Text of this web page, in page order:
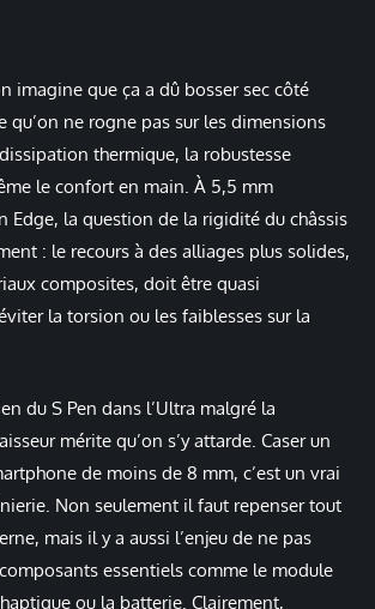
imagine que ça a dû bosser sec côté
qu’on ne rogne pas sur les dimensions
thermique, la robustesse
le confort en main. À 5,5 mm
Edge, la question de la rigidité du châssis
: le recours à des alliages plus solides,
composites, doit être quasi
la torsion ou les faiblesses sur la
du S Pen dans l’Ultra malgré la
mérite qu’on s’y attarde. Caser un
de moins de 8 mm, c’est un vrai
Non seulement il faut repenser tout
mais il y a aussi l’enjeu de ne pas
essentiels comme le module
ou la batterie. Clairement,